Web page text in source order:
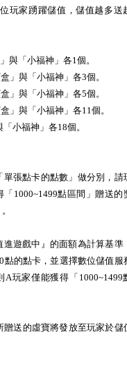
玩家踴躍儲值，儲值越多送
與「小福神」各1個。
」與「小福神」各3個。
」與「小福神」各5個。
」與「小福神」各11個。
小福神」各18個。
張點卡的點數」做分別，請
1000~1499點區間」贈送的
遊戲中』的面額為計算基準
點的點卡，並選擇數位儲值服
玩家僅能獲得「1000~1499
送的虛寶將發放至玩家於儲